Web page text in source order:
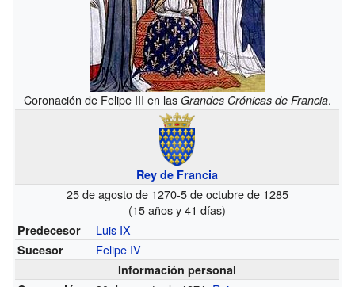
Coronación de Felipe III en las Grandes Crónicas de Francia.
Rey de Francia
25 de agosto de 1270-5 de octubre de 1285
(15 años y 41 días)
Predecesor Luis IX
Sucesor Felipe IV
Información personal